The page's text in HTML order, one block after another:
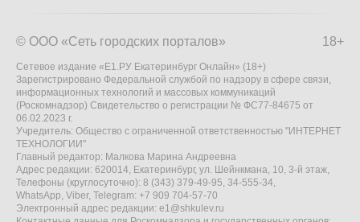
18+
© ООО «Сеть городских порталов»
Сетевое издание «Е1.РУ Екатеринбург Онлайн» (18+)
Зарегистрировано Федеральной службой по надзору в сфере связи,
информационных технологий и массовых коммуникаций
(Роскомнадзор) Свидетельство о регистрации № ФС77-84675 от
06.02.2023 г.
Учредитель: Общество с ограниченной ответственностью "ИНТЕРНЕТ
ТЕХНОЛОГИИ"
Главный редактор: Малкова Марина Андреевна
Адрес редакции: 620014, Екатеринбург, ул. Шейнкмана, 10, 3-й этаж,
Телефоны (круглосуточно): 8 (343) 379-49-95, 34-555-34,
WhatsApp, Viber, Telegram: +7 909 704-57-70
Электронный адрес редакции: e1@shkulev.ru